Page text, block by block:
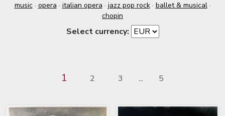
music· opera · italian opera · jazz pop rock· ballet & musical·
chopin
Select currency:
1 2 3 ... 5